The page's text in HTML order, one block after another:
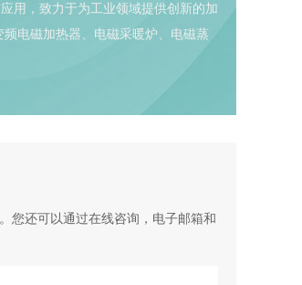
用，致力于为工业领域提供创新的加
电磁加热器、电磁采暖炉、电磁蒸
您还可以通过在线咨询，电子邮箱和